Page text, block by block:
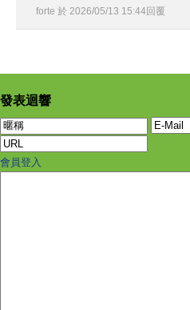
forte 於 2026/05/13 15:44回覆
發表迴響
會員登入